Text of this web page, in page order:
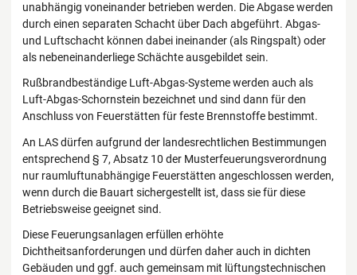
unabhängig voneinander betrieben werden. Die Abgase werden
durch einen separaten Schacht über Dach abgeführt. Abgas-
und Luftschacht können dabei ineinander (als Ringspalt) oder
als nebeneinanderliege Schächte ausgebildet sein.
Rußbrandbeständige Luft-Abgas-Systeme werden auch als
Luft-Abgas-Schornstein bezeichnet und sind dann für den
Anschluss von Feuerstätten für feste Brennstoffe bestimmt.
An LAS dürfen aufgrund der landesrechtlichen Bestimmungen
entsprechend § 7, Absatz 10 der Musterfeuerungsverordnung
nur raumluftunabhängige Feuerstätten angeschlossen werden,
wenn durch die Bauart sichergestellt ist, dass sie für diese
Betriebsweise geeignet sind.
Diese Feuerungsanlagen erfüllen erhöhte
Dichtheitsanforderungen und dürfen daher auch in dichten
Gebäuden und ggf. auch gemeinsam mit lüftungstechnischen